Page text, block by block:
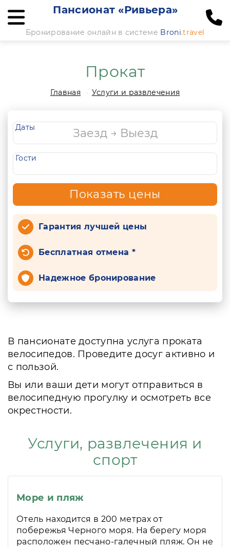
Пансионат «Ривьера»
Бронирование онлайн в системе Broni.travel
Прокат
Главная Услуги и развлечения
Даты
Гости
Показать цены
Гарантия лучшей цены
Бесплатная отмена *
Надежное бронирование
В пансионате доступна услуга проката
велосипедов. Проведите досуг активно и
с пользой.
Вы или ваши дети могут отправиться в
велосипедную прогулку и осмотреть все
окрестности.
Услуги, развлечения и
спорт
Море и пляж
Отель находится в 200 метрах от
побережья Черного моря. На берегу моря
расположен песчано-галечный пляж. Он не